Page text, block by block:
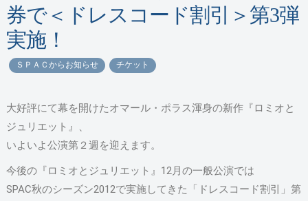
券で＜ドレスコード割引＞第3弾
実施！
ＳＰＡＣからお知らせ チケット
大好評にて幕を開けたオマール・ポラス渾身の新作『ロミオと
ジュリエット』、
いよいよ公演第２週を迎えます。
今後の『ロミオとジュリエット』12月の一般公演では
SPAC秋のシーズン2012で実施してきた「ドレスコード割引」第